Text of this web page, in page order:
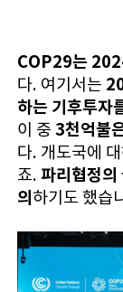
COP29는
다. 여기서는
하는 기후투자
이 중 3천억불
다. 개도국에
죠. 파리협정의
의하기도 했습